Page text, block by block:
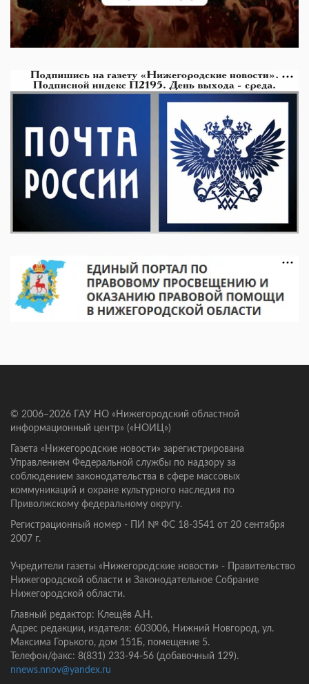
© 2006–2026 ГАУ НО «Нижегородский областной
информационный центр» («НОИЦ»)
Газета «Нижегородские новости» зарегистрирована
Управлением Федеральной службы по надзору за
соблюдением законодательства в сфере массовых
коммуникаций и охране культурного наследия по
Приволжскому федеральному округу.
Регистрационный номер - ПИ № ФС 18-3541 от 20 сентября
2007 г.
Учредители газеты «Нижегородские новости» - Правительство
Нижегородской области и Законодательное Собрание
Нижегородской области.
Главный редактор: Клещёв А.Н.
Адрес редакции, издателя: 603006, Нижний Новгород, ул.
Максима Горького, дом 151Б, помещение 5.
Телефон/факс: 8(831) 233-94-56 (добавочный 129).
nnews.nnov@yandex.ru